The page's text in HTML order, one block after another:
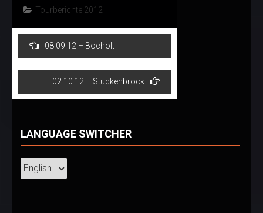
Tourberichte 2012
Post
navigation
08.09.12 – Bocholt
02.10.12 – Stuckenbrock
LANGUAGE SWITCHER